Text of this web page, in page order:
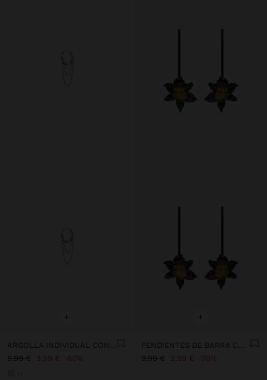
+
ARGOLLA INDIVIDUAL CON CADENAS Y CRISTALES - ACERO INOXIDABLE
9,99 €
3,99 € 60%
+
PENDIENTES DE BARRA CON FLOR
9,99 €
2,99 € 70%